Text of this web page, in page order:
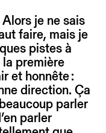
Alors je ne sais
faire, mais je
pistes à
première
et honnête :
direction. Ça
parler
parler